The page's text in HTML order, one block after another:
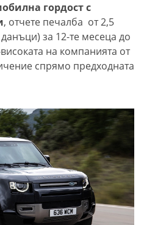
гордост с
, отчете печалба от 2,5
за 12-те месеца до
на компанията от
спрямо предходната